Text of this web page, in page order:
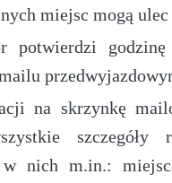
miejsc mogą
potwierdzi
na skrzynkę
szczegóły
nich m.in.: